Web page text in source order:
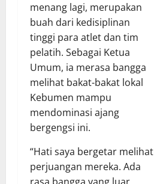
menang lagi, merupakan
buah dari kedisiplinan
tinggi para atlet dan tim
pelatih. Sebagai Ketua
Umum, ia merasa bangga
melihat bakat-bakat lokal
Kebumen mampu
mendominasi ajang
bergengsi ini.
“Hati saya bergetar melihat
perjuangan mereka. Ada